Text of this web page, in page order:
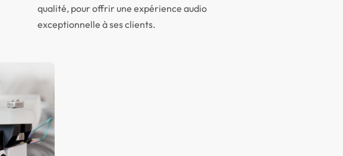
qualité, pour offrir une expérience audio
exceptionnelle à ses clients.